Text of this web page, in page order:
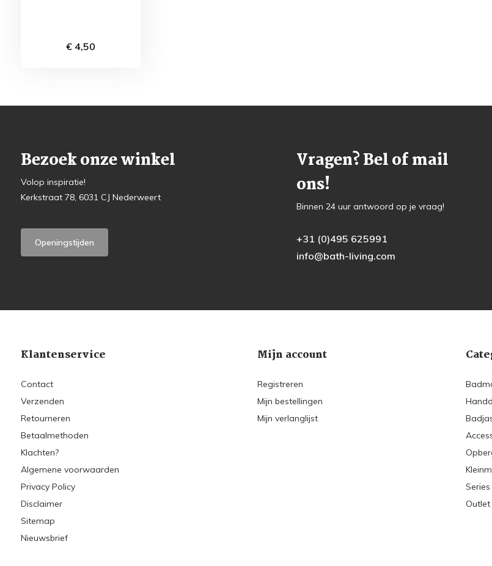
€ 4,50
Bezoek onze winkel
Volop inspiratie!
Kerkstraat 78, 6031 CJ Nederweert
Openingstijden
Vragen? Bel of mail
ons!
Binnen 24 uur antwoord op je vraag!
+31 (0)495 625991
info@bath-living.com
Klantenservice
Contact
Verzenden
Retourneren
Betaalmethoden
Klachten?
Algemene voorwaarden
Privacy Policy
Disclaimer
Sitemap
Nieuwsbrief
Mijn account
Registreren
Mijn bestellingen
Mijn verlanglijst
Series
Outlet